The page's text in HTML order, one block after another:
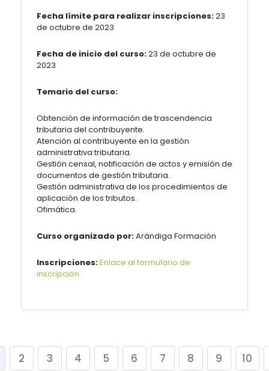
Fecha límite para realizar inscripciones:23
de octubre de 2023
Fecha de inicio del curso:23 de octubre de
2023
Temario del curso:
Obtención de información de trascendencia
tributaria del contribuyente.
Atención al contribuyente en la gestión
administrativa tributaria.
Gestión censal, notificación de actos y emisión de
documentos de gestión tributaria.
Gestión administrativa de los procedimientos de
aplicación de los tributos.
Ofimática.
Curso organizado por:Arándiga Formación
Inscripciones:Enlace al formulario de
inscripción
2 3 4 5 6 7 8 9 10